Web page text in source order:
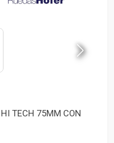
HI TECH 75MM CON